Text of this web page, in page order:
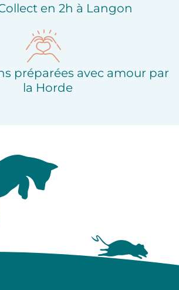
en 2h à Langon
préparées avec amour par
la Horde